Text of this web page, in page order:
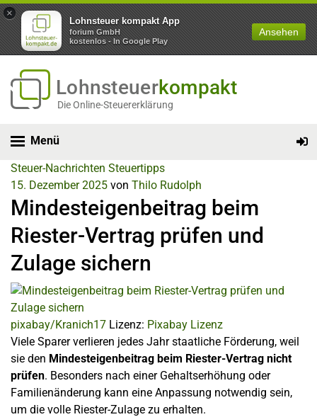
×
Lohnsteuer kompakt App
forium GmbH
kostenlos - In Google Play
Ansehen
Lohnsteuerkompakt
Die Online-Steuererklärung
Menü
Steuer-Nachrichten Steuertipps
15. Dezember 2025 von Thilo Rudolph
Mindesteigenbeitrag beim
Riester-Vertrag prüfen und
Zulage sichern
pixabay/Kranich17 Lizenz: Pixabay Lizenz
Viele Sparer verlieren jedes Jahr staatliche Förderung, weil
sie den Mindesteigenbeitrag beim Riester-Vertrag nicht
prüfen. Besonders nach einer Gehaltserhöhung oder
Familienänderung kann eine Anpassung notwendig sein,
um die volle Riester-Zulage zu erhalten.